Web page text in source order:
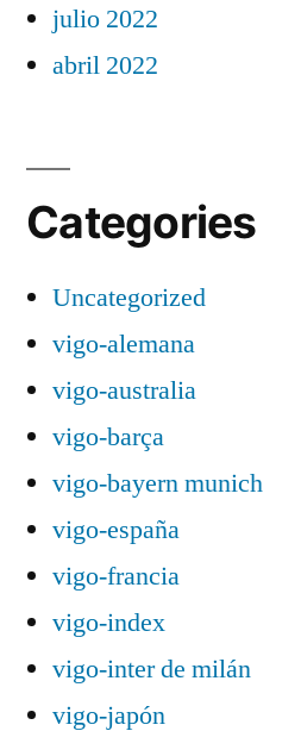
julio 2022
abril 2022
Categories
Uncategorized
vigo-alemana
vigo-australia
vigo-barça
vigo-bayern munich
vigo-españa
vigo-francia
vigo-index
vigo-inter de milán
vigo-japón